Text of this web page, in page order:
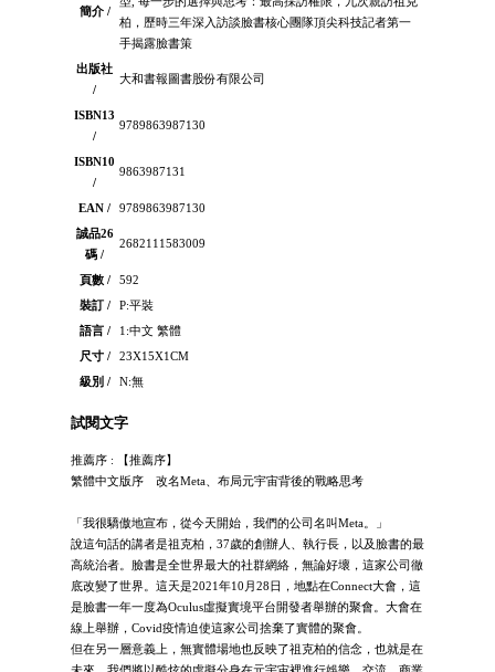
簡介 /
柏，歷時三年深入訪談臉書核心團隊頂尖科技記者第一
手揭露臉書策
出版社
/
大和書報圖書股份有限公司
ISBN13
/
9789863987130
ISBN10
/
9863987131
EAN /
9789863987130
誠品26
碼 /
2682111583009
頁數 /
592
裝訂 /
P:平裝
語言 /
1:中文 繁體
尺寸 /
23X15X1CM
級別 /
N:無
試閱文字
推薦序 : 【推薦序】
繁體中文版序 改名Meta、布局元宇宙背後的戰略思考
「我很驕傲地宣布，從今天開始，我們的公司名叫Meta。」
說這句話的講者是祖克柏，37歲的創辦人、執行長，以及臉書的最
高統治者。臉書是全世界最大的社群網絡，無論好壞，這家公司徹
底改變了世界。這天是2021年10月28日，地點在Connect大會，這
是臉書一年一度為Oculus虛擬實境平台開發者舉辦的聚會。大會在
線上舉辦，Covid疫情迫使這家公司捨棄了實體的聚會。
但在另一層意義上，無實體場地也反映了祖克柏的信念，也就是在